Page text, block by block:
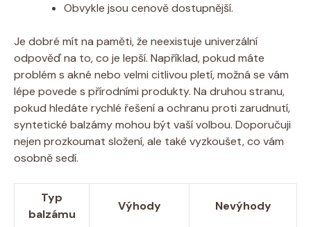
Obvykle jsou cenově dostupnější.
Je dobré mít na paměti, že neexistuje univerzální
odpověď na to, co je lepší. Například, pokud máte
problém s akné nebo velmi citlivou pletí, možná se vám
lépe povede s přírodními produkty. Na druhou stranu,
pokud hledáte rychlé řešení a ochranu proti zarudnutí,
syntetické balzámy mohou být vaší volbou. Doporučuji
nejen prozkoumat složení, ale také vyzkoušet, co vám
osobně sedí.
Typ
balzámu
Výhody Nevýhody